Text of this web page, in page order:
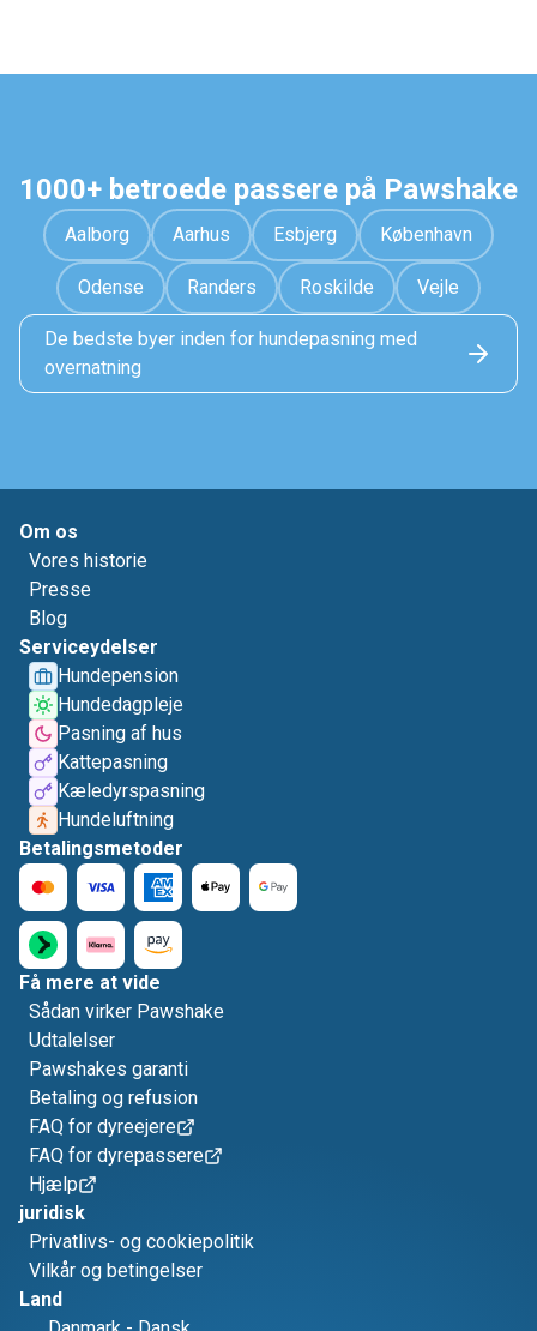
1000+ betroede passere på Pawshake
Aalborg Aarhus Esbjerg København
Odense Randers Roskilde Vejle
De bedste byer inden for hundepasning med
overnatning
Om os
Vores historie
Presse
Blog
Serviceydelser
Hundepension
Hundedagpleje
Pasning af hus
Kattepasning
Kæledyrspasning
Hundeluftning
Betalingsmetoder
Få mere at vide
Sådan virker Pawshake
Udtalelser
Pawshakes garanti
Betaling og refusion
FAQ for dyreejere
FAQ for dyrepassere
Hjælp
juridisk
Privatlivs- og cookiepolitik
Vilkår og betingelser
Land